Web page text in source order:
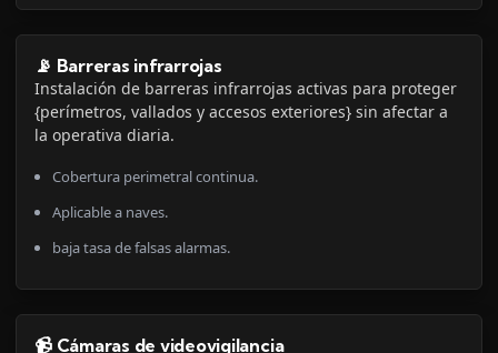
📡 Barreras infrarrojas
Instalación de barreras infrarrojas activas para proteger
{perímetros, vallados y accesos exteriores} sin afectar a
la operativa diaria.
Cobertura perimetral continua.
Aplicable a naves.
baja tasa de falsas alarmas.
📹 Cámaras de videovigilancia